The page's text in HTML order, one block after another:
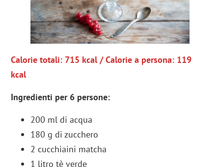
Calorie totali: 715 kcal / Calorie a persona: 119
kcal
Ingredienti per 6 persone:
200 ml di acqua
180 g di zucchero
2 cucchiaini matcha
1 litro tè verde